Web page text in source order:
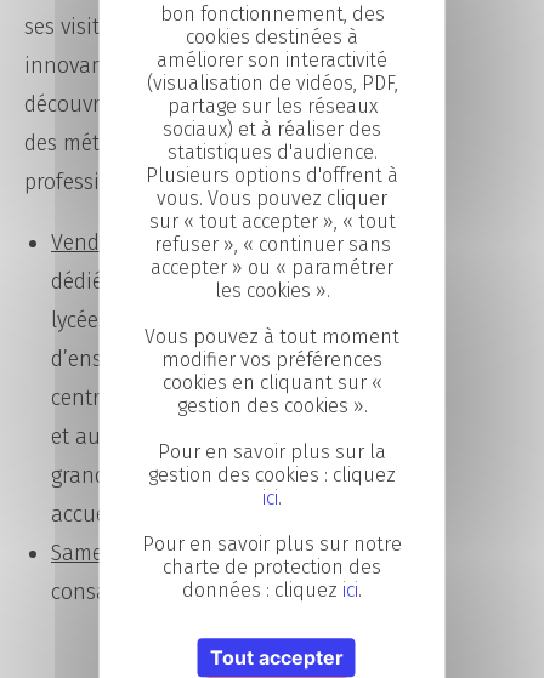
ses visiteurs une expérience
innovante et ludique pour
découvrir la très grande diversité
des métiers et des environnements
professionnels !
Vendredi 17 mars :
journée
dédiée auxjeunesdes collèges,
lycées, établissements
d’enseignement supérieur ou
centre de formation du territoire,
et aux
demandeurs d’emploi
grand public pourra également
accueilli.
Samedi 18 mars: journée
consacrée augrand public.
bon fonctionnement, des
cookies destinées à
améliorer son interactivité
(visualisation de vidéos, PDF,
partage sur les réseaux
sociaux) et à réaliser des
statistiques d'audience.
Plusieurs options d'offrent à
vous. Vous pouvez cliquer
sur « tout accepter », « tout
refuser », « continuer sans
accepter » ou « paramétrer
les cookies ».
Vous pouvez à tout moment
modifier vos préférences
cookies en cliquant sur «
gestion des cookies ».
Pour en savoir plus sur la
gestion des cookies : cliquez
ici.
Pour en savoir plus sur notre
charte de protection des
données : cliquez ici.
Tout accepter